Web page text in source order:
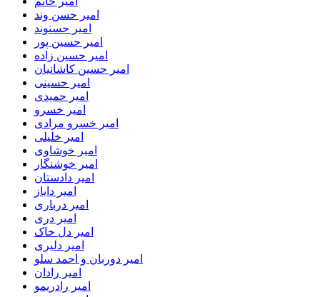
امیر حسن وند
امیر حسنوند
امیر حسین پور
امیر حسین زاده
امیر حسین کاشانیان
امیر حسینی
امیر حمیدی
امیر خسرو
امیر خسرو مرادی
امیر خلیلی
امیر خوشاوی
امیر خوشنگار
امیر دادستان
امیر دایاز
امیر درباری
امیر دری
امیر دل خاک
امیر دلیری
امیر دوربان و احمد سلو
امیر رادان
امیر رادریمو